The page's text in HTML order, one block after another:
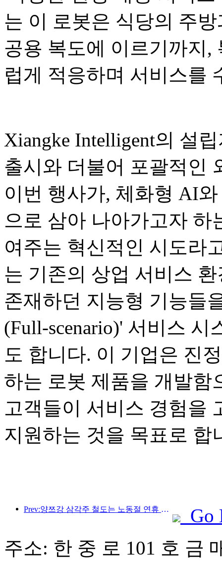
는 이 로봇은 식당의 주
공용 복도에 이르기까지,
럽게 적응하며 서비스를
Xiangke Intelligent의 설
출시와 더불어 포괄적인
이번 행사가, 체화형 AI
으로 삼아 나아가고자
여주는 혁신적인 시도라
는 기존의 상업 서비스
존재하던 지능형 기능들
(Full-scenario)' 서비스
도 합니다. 이 기업은 진
하는 로봇 제품을 개발함
고객들이 서비스 경험을
지원하는 것을 목표로 합
Prev:양쯔강 삼각주 철도는 노동절 연휴 기간 동안 2,138만 명이 넘는 승객을 수송했습니다.
Go
주소: 한 중 로 101 호 금